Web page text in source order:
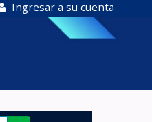
Ingresar a su cuenta